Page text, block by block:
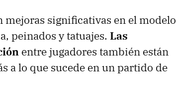
mejoras significativas en el modelo
peinados y tatuajes. Las
entre jugadores también están
a lo que sucede en un partido de